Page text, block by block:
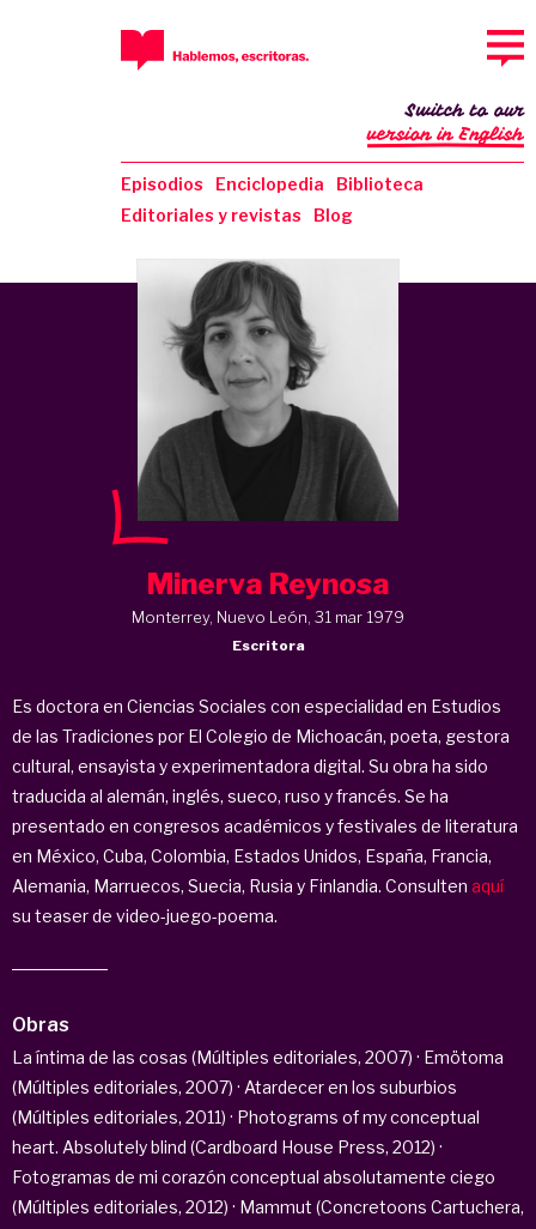
Episodios Enciclopedia
Biblioteca
Editoriales y revistas
Blog
Switch to our
version in English
Minerva Reynosa
Monterrey, Nuevo León, 31 mar 1979
Escritora
Es doctora en Ciencias Sociales con especialidad en Estudios
de las Tradiciones por El Colegio de Michoacán, poeta, gestora
cultural, ensayista y experimentadora digital. Su obra ha sido
traducida al alemán, inglés, sueco, ruso y francés. Se ha
presentado en congresos académicos y festivales de literatura
en México, Cuba, Colombia, Estados Unidos, España, Francia,
Alemania, Marruecos, Suecia, Rusia y Finlandia. Consulten aquí
su teaser de video-juego-poema.
Obras
La íntima de las cosas (Múltiples editoriales, 2007) · Emötoma
(Múltiples editoriales, 2007) · Atardecer en los suburbios
(Múltiples editoriales, 2011) · Photograms of my conceptual
heart. Absolutely blind (Cardboard House Press, 2012) ·
Fotogramas de mi corazón conceptual absolutamente ciego
(Múltiples editoriales, 2012) · Mammut (Concretoons Cartuchera,